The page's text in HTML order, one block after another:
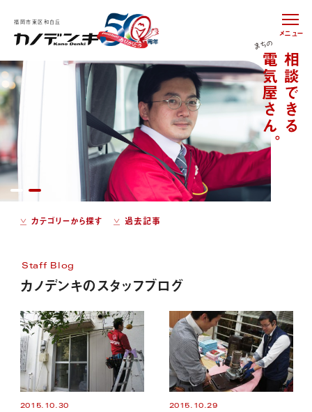
メニュー
福岡市東区和白丘
カテゴリーから探す 過去記事
Staff Blog
カノデンキのスタッフブログ
2015.10.30 2015.10.29